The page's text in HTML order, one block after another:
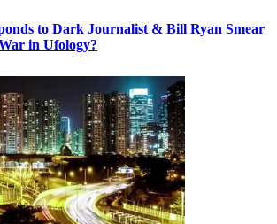
to Dark Journalist & Bill Ryan Smear
in Ufology?